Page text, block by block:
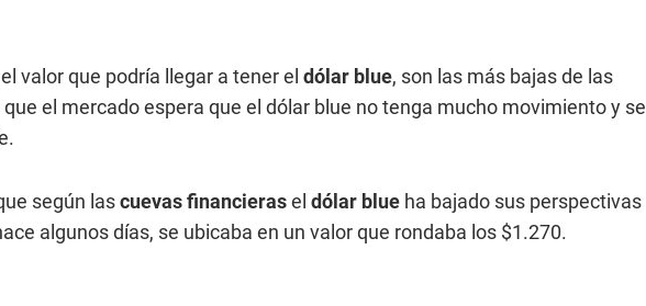
valor que podría llegar a tener el dólar blue, son las más bajas de las
el mercado espera que el dólar blue no tenga mucho movimiento y se
según lascuevas financierasel dólar blue ha bajado sus perspectivas
algunos días, se ubicaba en un valor que rondaba los $1.270.